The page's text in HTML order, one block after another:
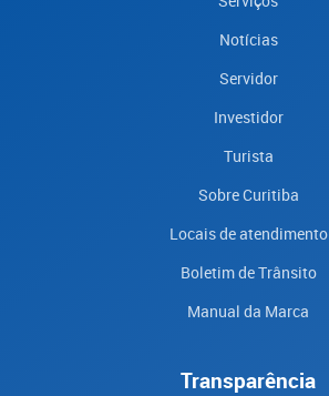
Notícias
Servidor
Investidor
Turista
Sobre Curitiba
Locais de atendimento
Boletim de Trânsito
Manual da Marca
Transparência